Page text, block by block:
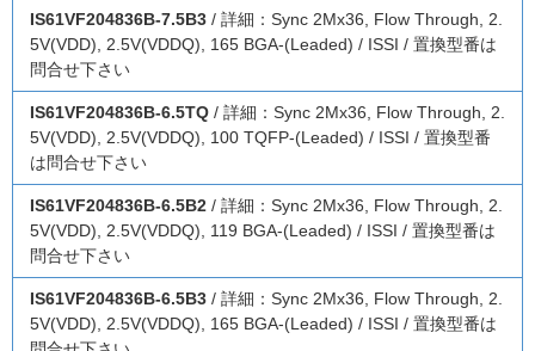
IS61VF204836B-7.5B3 / 詳細：Sync 2Mx36, Flow Through, 2.
5V(VDD), 2.5V(VDDQ), 165 BGA-(Leaded) / ISSI / 置換型番は
問合せ下さい
IS61VF204836B-6.5TQ / 詳細：Sync 2Mx36, Flow Through, 2.
5V(VDD), 2.5V(VDDQ), 100 TQFP-(Leaded) / ISSI / 置換型番
は問合せ下さい
IS61VF204836B-6.5B2 / 詳細：Sync 2Mx36, Flow Through, 2.
5V(VDD), 2.5V(VDDQ), 119 BGA-(Leaded) / ISSI / 置換型番は
問合せ下さい
IS61VF204836B-6.5B3 / 詳細：Sync 2Mx36, Flow Through, 2.
5V(VDD), 2.5V(VDDQ), 165 BGA-(Leaded) / ISSI / 置換型番は